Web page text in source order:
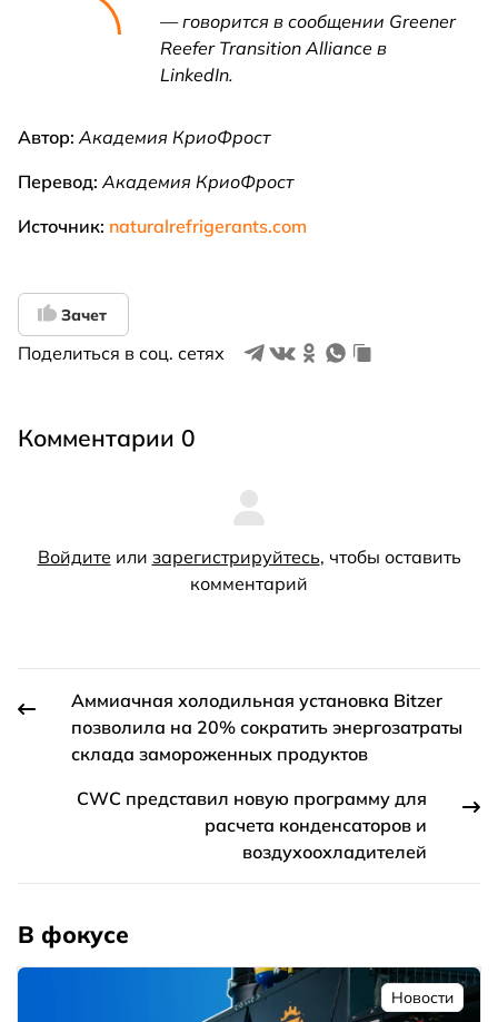
— говорится в сообщении Greener
Reefer Transition Alliance в
LinkedIn.
Автор: Академия КриоФрост
Перевод: Академия КриоФрост
Источник: naturalrefrigerants.com
Зачет
Поделиться в соц. сетях
Комментарии 0
Войдите или зарегистрируйтесь, чтобы оставить
комментарий
Аммиачная холодильная установка Bitzer
позволила на 20% сократить энергозатраты
склада замороженных продуктов
CWC представил новую программу для
расчета конденсаторов и
воздухоохладителей
В фокусе
Новости